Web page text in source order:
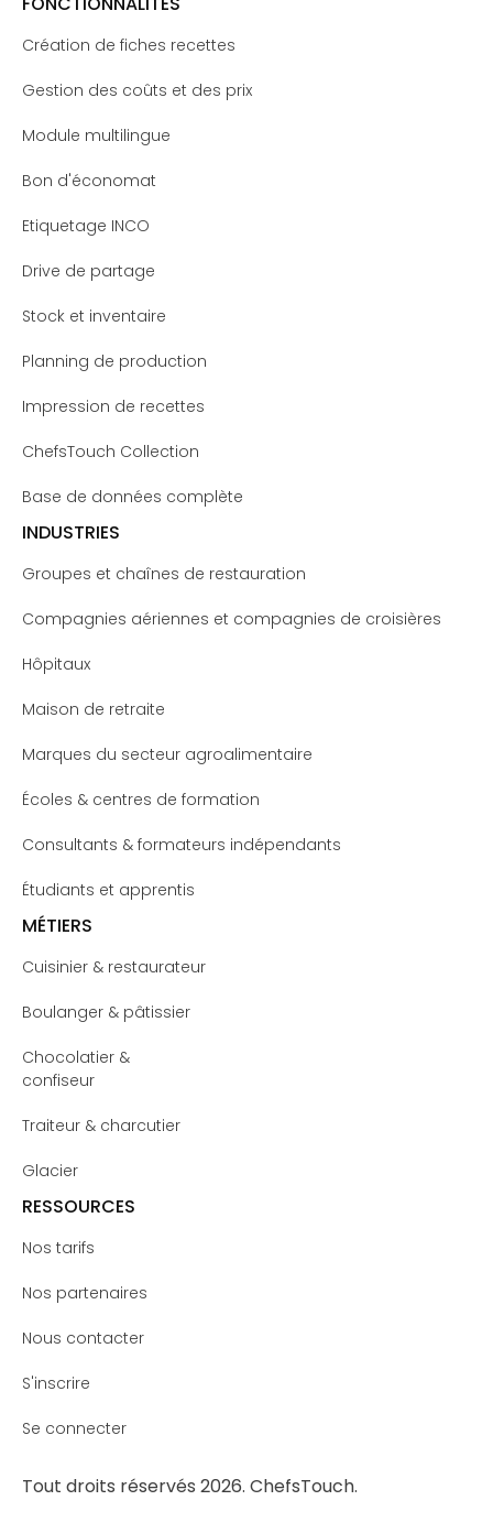
Création de fiches recettes
Gestion des coûts et des prix
Module multilingue
Bon d'économat
Etiquetage INCO
Drive de partage
Stock et inventaire
Planning de production
Impression de recettes
ChefsTouch Collection
Base de données complète
INDUSTRIES
Groupes et chaînes de restauration
Compagnies aériennes et compagnies de croisières
Hôpitaux
Maison de retraite
Marques du secteur agroalimentaire
Écoles & centres de formation
Consultants & formateurs indépendants
Étudiants et apprentis
MÉTIERS
Cuisinier & restaurateur
Boulanger & pâtissier
Chocolatier &
confiseur
Traiteur & charcutier
Glacier
RESSOURCES
Nos tarifs
Nos partenaires
Nous contacter
S'inscrire
Se connecter
Tout droits réservés 2026. ChefsTouch.